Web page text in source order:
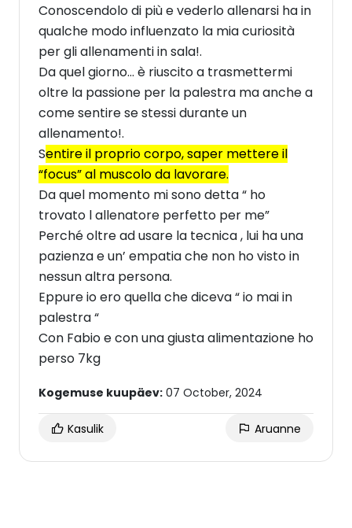
Conoscendolo di più e vederlo allenarsi ha in
qualche modo influenzato la mia curiosità
per gli allenamenti in sala!.
Da quel giorno… è riuscito a trasmettermi
oltre la passione per la palestra ma anche a
come sentire se stessi durante un
allenamento!.
Sentire il proprio corpo, saper mettere il
“focus” al muscolo da lavorare.
Da quel momento mi sono detta “ ho
trovato l allenatore perfetto per me”
Perché oltre ad usare la tecnica , lui ha una
pazienza e un’ empatia che non ho visto in
nessun altra persona.
Eppure io ero quella che diceva “ io mai in
palestra “
Con Fabio e con una giusta alimentazione ho
perso 7kg
Kogemuse kuupäev: 07 October, 2024
Kasulik Aruanne